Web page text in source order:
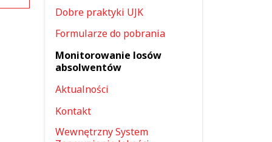
Dobre praktyki UJK
Formularze do pobrania
Monitorowanie losów
absolwentów
Aktualności
Kontakt
Wewnętrzny System